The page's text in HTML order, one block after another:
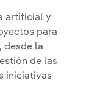
artificial y
para
desde la
de las
iniciativas